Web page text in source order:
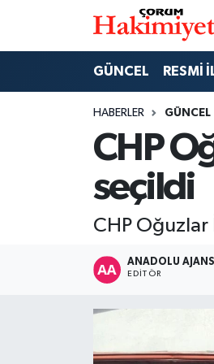
GÜNCEL RESMİ
HABERLER GÜNCEL
CHP
seçildi
CHP Oğuzlar
ANADOLU AJANSI
EDITÖR
SAĞLIK
EKONOMİ
GÜNCEL
AKTÜEL
EĞİTİM
Nöbetçi Eczaneler
Çorum Namaz Vakitleri
Trafik Durumu
Süper Lig Puan Durumu
Tüm Manşetler
Son Dakika Haberleri
Haber Arşivi